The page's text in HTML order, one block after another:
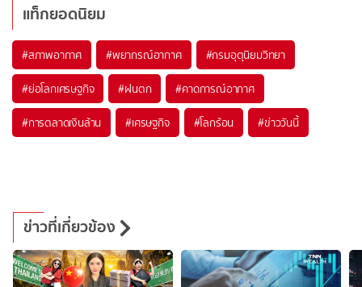
แท็กยอดนิยม
#สภาพอากาศ #พยากรณ์อากาศ #กรมอุตุนิยมวิทยา
#ย่อโลกเศรษฐกิจ #ฝนตก #คาดการณ์อากาศ
#การตลาดเงินล้าน #เศรษฐกิจ #โลกร้อน #ข่าววันนี้
ข่าวที่เกี่ยวข้อง